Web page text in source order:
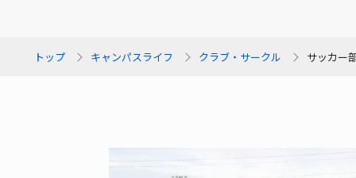
トップ キャンパスライフ クラブ・サークル サッカー